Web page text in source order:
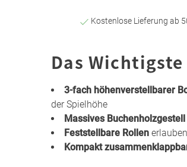
Kostenlose Lieferung ab
Das
3-fach höhenverstellbarer
der Spielhöhe
Massives Buchenholzgestell
Feststellbare Rollen
Kompakt